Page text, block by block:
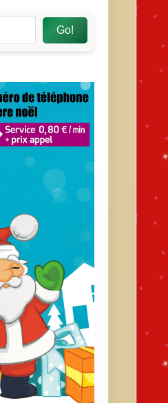
Go!